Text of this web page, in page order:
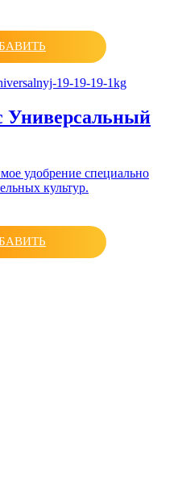
Универсальный
удобрение специально
культур.